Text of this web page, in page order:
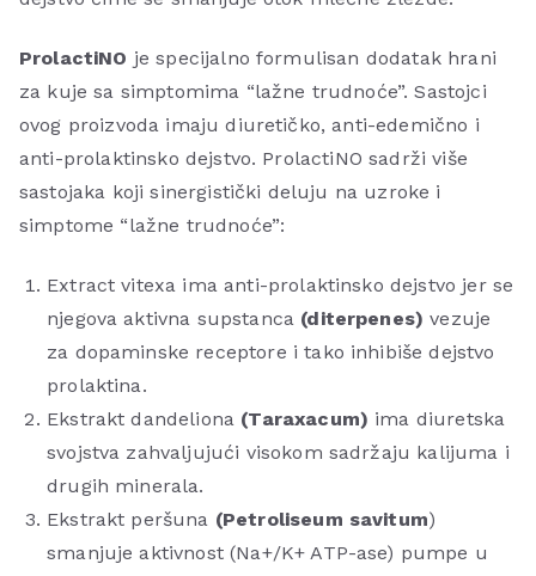
ProlactiNO je specijalno formulisan dodatak hrani
za kuje sa simptomima “lažne trudnoće”. Sastojci
ovog proizvoda imaju diuretičko, anti-edemično i
anti-prolaktinsko dejstvo. ProlactiNO sadrži više
sastojaka koji sinergistički deluju na uzroke i
simptome “lažne trudnoće”:
Extract vitexa ima anti-prolaktinsko dejstvo jer se
njegova aktivna supstanca (diterpenes) vezuje
za dopaminske receptore i tako inhibiše dejstvo
prolaktina.
Ekstrakt dandeliona (Taraxacum) ima diuretska
svojstva zahvaljujući visokom sadržaju kalijuma i
drugih minerala.
Ekstrakt peršuna (Petroliseum savitum)
smanjuje aktivnost (Na+/K+ ATP-ase) pumpe u